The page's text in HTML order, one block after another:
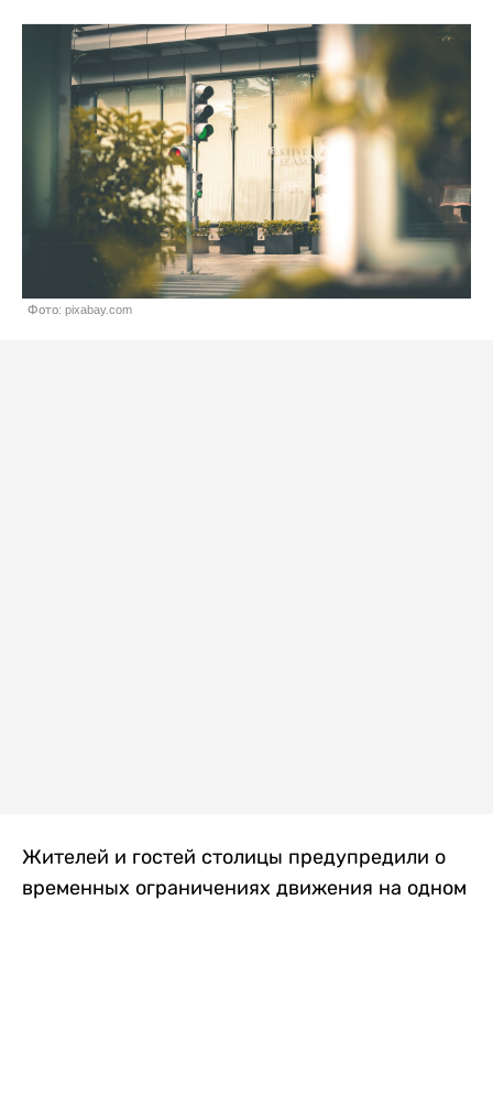
Фото: pixabay.com
Жителей и гостей столицы предупредили о
временных ограничениях движения на одном